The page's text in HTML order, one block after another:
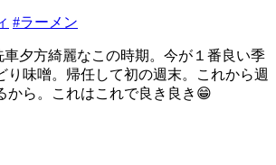
#ラーメン
車夕方綺麗なこの時期。今が１番良い季
り味噌󠄀。帰任して初の週末。これから週
から。これはこれで良き良き😁